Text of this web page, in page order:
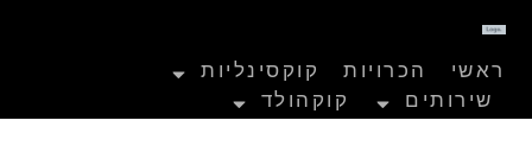
ראשי הכרויות קוקסינליות
שירותים קוקהולד